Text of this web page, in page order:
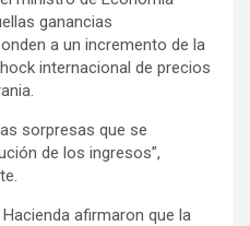
ganancias
a un incremento de la
internacional de precios
sorpresas que se
de los ingresos”,
afirmaron que la